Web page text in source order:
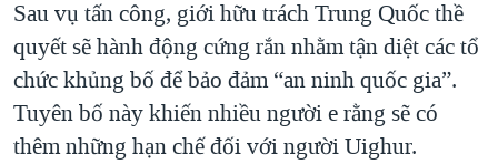
Sau vụ tấn công, giới hữu trách Trung Quốc thề
quyết sẽ hành động cứng rắn nhằm tận diệt các tổ
chức khủng bố để bảo đảm “an ninh quốc gia”.
Tuyên bố này khiến nhiều người e rằng sẽ có
thêm những hạn chế đối với người Uighur.